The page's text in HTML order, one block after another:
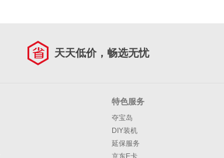
天天低价，畅选无忧
特色服务
夺宝岛
DIY装机
延保服务
京东E卡